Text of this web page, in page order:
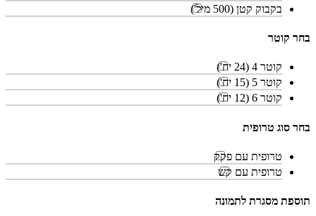
בקבוק קטן (500 מיל')
בחר קוטר
קוטר 4 (24 יח')
קוטר 5 (15 יח')
קוטר 6 (12 יח')
בחר סוג טרופית
טרופית עם פקק
טרופית עם קש
תוספת מסגרת לתמונה